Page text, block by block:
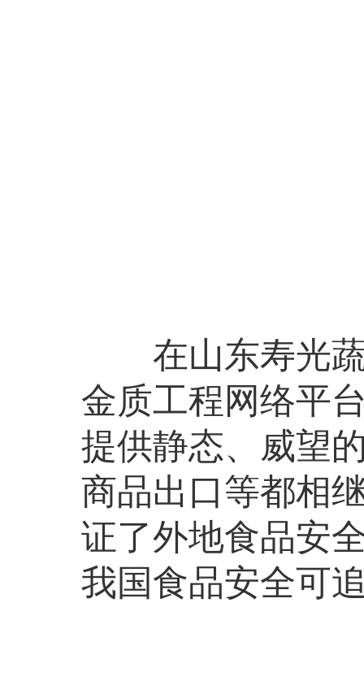
在山东寿光蔬
金质工程网络平
提供静态、威望
商品出口等都相
证了外地食品安
我国食品安全可